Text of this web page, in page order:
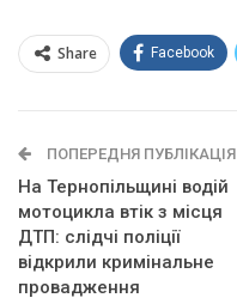
Share Facebook
ПОПЕРЕДНЯ ПУБЛІКАЦІЯ
На Тернопільщині водій
мотоцикла втік з місця
ДТП: слідчі поліції
відкрили кримінальне
провадження